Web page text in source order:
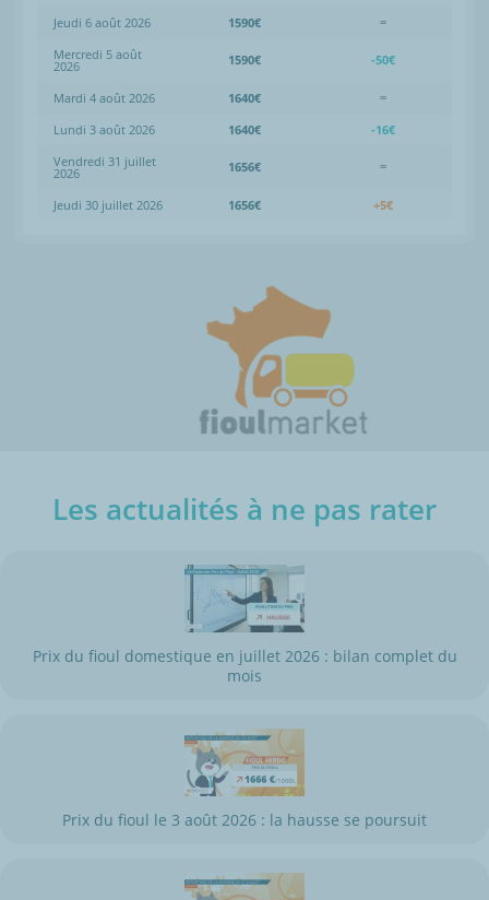
Jeudi 6 août 2026 1590€
=
Mercredi 5 août
2026 1590€ -50€
Mardi 4 août 2026 1640€
=
Lundi 3 août 2026
1640€
-16€
Vendredi 31 juillet
2026 1656€ =
Jeudi 30 juillet 2026 1656€ +5€
Les actualités à ne pas rater
Prix du fioul domestique en juillet 2026 : bilan complet du
mois
Prix du fioul le 3 août 2026 : la hausse se poursuit